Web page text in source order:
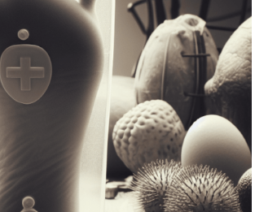
der Persönlichen
(PSA)“